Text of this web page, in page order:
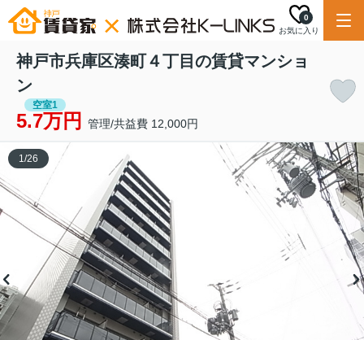
お気に入り
0
神戸市兵庫区湊町４丁目の賃貸マンショ
ン
空室1
5.7万円 管理/共益費 12,000円
1/26